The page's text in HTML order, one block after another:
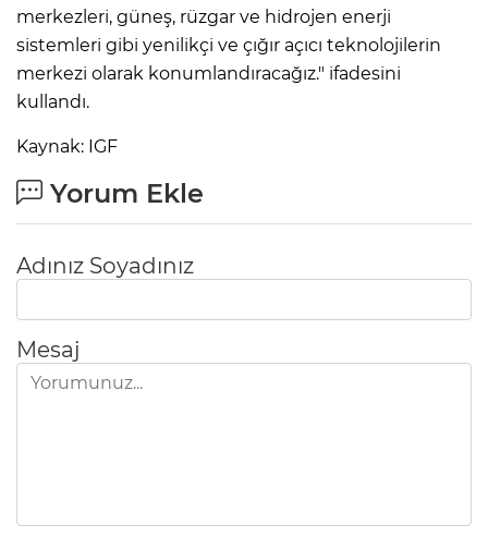
merkezleri, güneş, rüzgar ve hidrojen enerji
sistemleri gibi yenilikçi ve çığır açıcı teknolojilerin
merkezi olarak konumlandıracağız." ifadesini
kullandı.
Kaynak: IGF
Yorum Ekle
Adınız Soyadınız
Mesaj